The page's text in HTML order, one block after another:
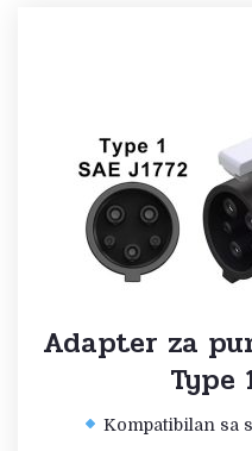
Adapter za
Type
Kompatibilan sa